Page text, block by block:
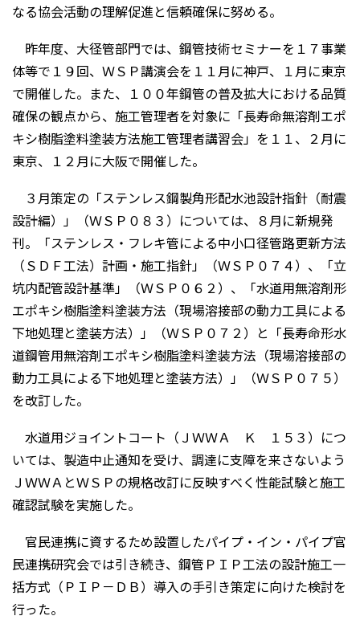
なる協会活動の理解促進と信頼確保に努める。
昨年度、大径管部門では、鋼管技術セミナーを１７事業
体等で１９回、ＷＳＰ講演会を１１月に神戸、１月に東京
で開催した。また、１００年鋼管の普及拡大における品質
確保の観点から、施工管理者を対象に「長寿命無溶剤エポ
キシ樹脂塗料塗装方法施工管理者講習会」を１１、２月に
東京、１２月に大阪で開催した。
３月策定の「ステンレス鋼製角形配水池設計指針（耐震
設計編）」（ＷＳＰ０８３）については、８月に新規発
刊。「ステンレス・フレキ管による中小口径管路更新方法
（ＳＤＦ工法）計画・施工指針」（ＷＳＰ０７４）、「立
坑内配管設計基準」（ＷＳＰ０６２）、「水道用無溶剤形
エポキシ樹脂塗料塗装方法（現場溶接部の動力工具による
下地処理と塗装方法）」（ＷＳＰ０７２）と「長寿命形水
道鋼管用無溶剤エポキシ樹脂塗料塗装方法（現場溶接部の
動力工具による下地処理と塗装方法）」（ＷＳＰ０７５）
を改訂した。
水道用ジョイントコート（ＪＷＷＡ Ｋ １５３）につ
いては、製造中止通知を受け、調達に支障を来さないよう
ＪＷＷＡとＷＳＰの規格改訂に反映すべく性能試験と施工
確認試験を実施した。
官民連携に資するため設置したパイプ・イン・パイプ官
民連携研究会では引き続き、鋼管ＰＩＰ工法の設計施工一
括方式（ＰＩＰ－ＤＢ）導入の手引き策定に向けた検討を
行った。